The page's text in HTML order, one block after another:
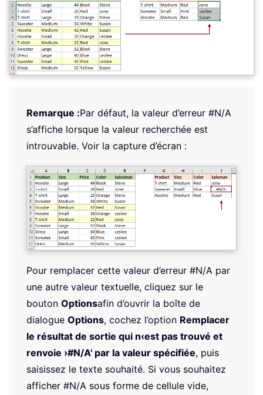
Remarque :Par défaut, la valeur d’erreur #N/A
s’affiche lorsque la valeur recherchée est
introuvable. Voir la capture d’écran :
Pour remplacer cette valeur d’erreur #N/A par
une autre valeur textuelle, cliquez sur le
bouton Optionsafin d’ouvrir la boîte de
dialogue Options, cochez l’option Remplacer
le résultat de sortie qui n‹est pas trouvé et
renvoie ›#N/A' par la valeur spécifiée, puis
saisissez le texte souhaité. Si vous souhaitez
afficher #N/A sous forme de cellule vide,